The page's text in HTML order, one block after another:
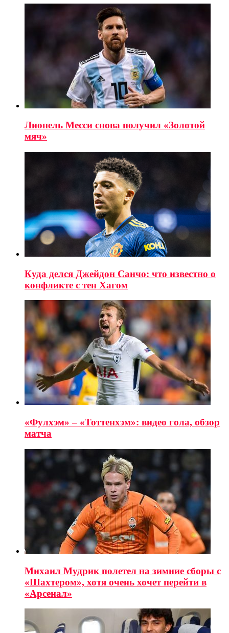
Лионель Месси снова получил «Золотой
мяч»
Куда делся Джейдон Санчо: что известно о
конфликте с тен Хагом
«Фулхэм» – «Тоттенхэм»: видео гола, обзор
матча
Михаил Мудрик полетел на зимние сборы с
«Шахтером», хотя очень хочет перейти в
«Арсенал»